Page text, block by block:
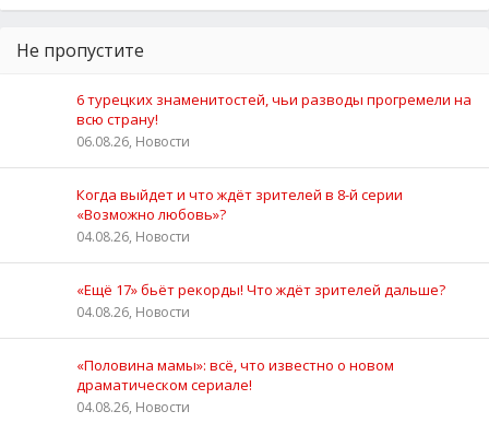
Не пропустите
6 турецких знаменитостей, чьи разводы прогремели на
всю страну!
06.08.26, Новости
Когда выйдет и что ждёт зрителей в 8-й серии
«Возможно любовь»?
04.08.26, Новости
«Ещё 17» бьёт рекорды! Что ждёт зрителей дальше?
04.08.26, Новости
«Половина мамы»: всё, что известно о новом
драматическом сериале!
04.08.26, Новости